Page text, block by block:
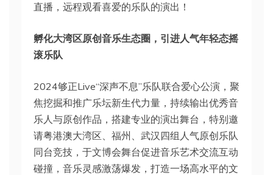
直播，远程观看喜爱的乐队的演出！
孵化大湾区原创音乐生态圈，引进人气年轻态摇
滚乐队
2024够正Live“深声不息”乐队联合爱心公演，聚
焦挖掘和推广乐坛新生代力量，持续输出优秀音
乐人与原创作品，搭建专业的演出舞台，特别邀
请粤港澳大湾区、福州、武汉四组人气原创乐队
同台竞技，于文博会舞台促进音乐艺术交流互动
碰撞，音乐灵感激荡爆发，打造一场高水平的文